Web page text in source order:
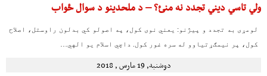
ولي تاسي دیني تجدد نه منئ؟ – د ملحدینو د سوال ځواب
لومړی به تجدد و پیژنو: یعني نوی کول، په اصولو کي بدلون راوستل، اصلاح
کول، پر نیمګړتیاوو له سره غور کول. داچي اسلام یو الهي…
دوشنبه, 19 مارس , 2018